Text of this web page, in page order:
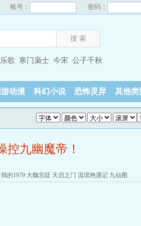
账号： 密码：
歌 寒门枭士 今宋 公子千秋
游动漫 科幻小说 恐怖灵异 其他类
控九幽魔帝！
我的1979 大魏宫廷 天启之门 流氓艳遇记 九仙图